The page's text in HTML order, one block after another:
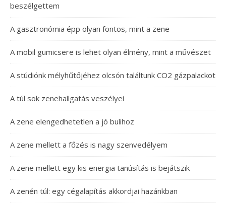
beszélgettem
A gasztronómia épp olyan fontos, mint a zene
A mobil gumicsere is lehet olyan élmény, mint a művészet
A stúdiónk mélyhűtőjéhez olcsón találtunk CO2 gázpalackot
A túl sok zenehallgatás veszélyei
A zene elengedhetetlen a jó bulihoz
A zene mellett a főzés is nagy szenvedélyem
A zene mellett egy kis energia tanúsítás is bejátszik
A zenén túl: egy cégalapítás akkordjai hazánkban